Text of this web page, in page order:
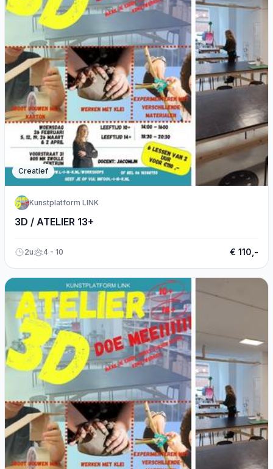
Creatief
Kunstplatform LINK
3D / ATELIER 13+
2u 4 - 10 € 110,-